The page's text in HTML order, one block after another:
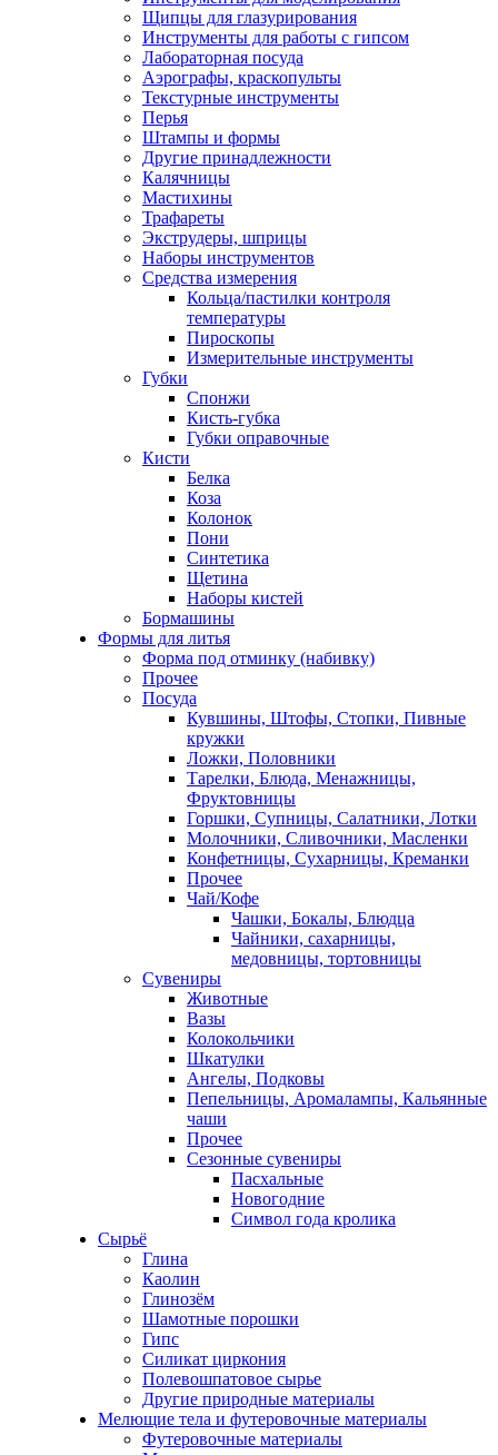
Щипцы для глазурирования
Инструменты для работы с гипсом
Лабораторная посуда
Аэрографы, краскопульты
Текстурные инструменты
Перья
Штампы и формы
Другие принадлежности
Калячницы
Мастихины
Трафареты
Экструдеры, шприцы
Наборы инструментов
Средства измерения
Кольца/пастилки контроля
температуры
Пироскопы
Измерительные инструменты
Губки
Спонжи
Кисть-губка
Губки оправочные
Кисти
Белка
Коза
Колонок
Пони
Синтетика
Щетина
Наборы кистей
Бормашины
Формы для литья
Форма под отминку (набивку)
Прочее
Посуда
Кувшины, Штофы, Стопки, Пивные
кружки
Ложки, Половники
Тарелки, Блюда, Менажницы,
Фруктовницы
Горшки, Супницы, Салатники, Лотки
Молочники, Сливочники, Масленки
Конфетницы, Сухарницы, Креманки
Прочее
Чай/Кофе
Чашки, Бокалы, Блюдца
Чайники, сахарницы,
медовницы, тортовницы
Сувениры
Животные
Вазы
Колокольчики
Шкатулки
Ангелы, Подковы
Пепельницы, Аромалампы, Кальянные
чаши
Прочее
Сезонные сувениры
Пасхальные
Новогодние
Символ года кролика
Сырьё
Глина
Каолин
Глинозём
Шамотные порошки
Гипс
Силикат циркония
Полевошпатовое сырье
Другие природные материалы
Мелющие тела и футеровочные материалы
Футеровочные материалы